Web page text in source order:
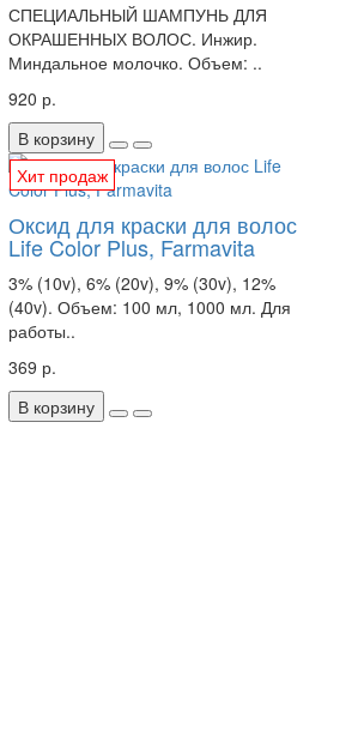
СПЕЦИАЛЬНЫЙ ШАМПУНЬ ДЛЯ
ОКРАШЕННЫХ ВОЛОС. Инжир.
Миндальное молочко. Объем: ..
920 р.
В корзину
Хит продаж
Оксид для краски для волос
Life Color Plus, Farmavita
3% (10v), 6% (20v), 9% (30v), 12%
(40v). Объем: 100 мл, 1000 мл. Для
работы..
369 р.
В корзину